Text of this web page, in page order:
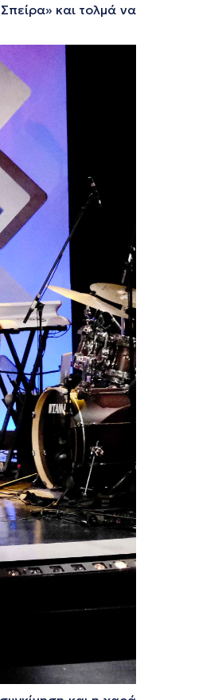
και τολμά να